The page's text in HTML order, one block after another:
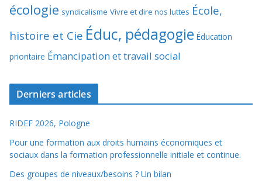
écologie syndicalisme Vivre et dire nos luttes École,
histoire et Cie Éduc, pédagogie Éducation
prioritaire Émancipation et travail social
Derniers articles
RIDEF 2026, Pologne
Pour une formation aux droits humains économiques et
sociaux dans la formation professionnelle initiale et continue.
Des groupes de niveaux/besoins ? Un bilan